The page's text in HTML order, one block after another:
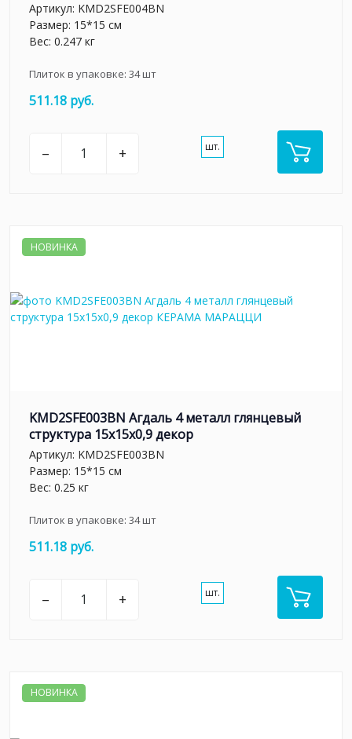
Артикул: KMD2SFE004BN
Размер: 15*15 см
Вес: 0.247 кг
Плиток в упаковке: 34шт
511.18 руб.
– + шт.
НОВИНКА
KMD2SFE003BN Агдаль 4 металл глянцевый
структура 15x15x0,9 декор
Артикул: KMD2SFE003BN
Размер: 15*15 см
Вес: 0.25 кг
Плиток в упаковке: 34шт
511.18 руб.
– + шт.
НОВИНКА